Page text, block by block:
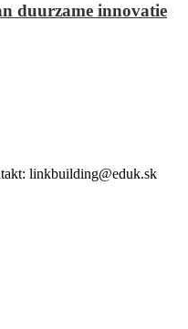
duurzame innovatie
linkbuilding@eduk.sk